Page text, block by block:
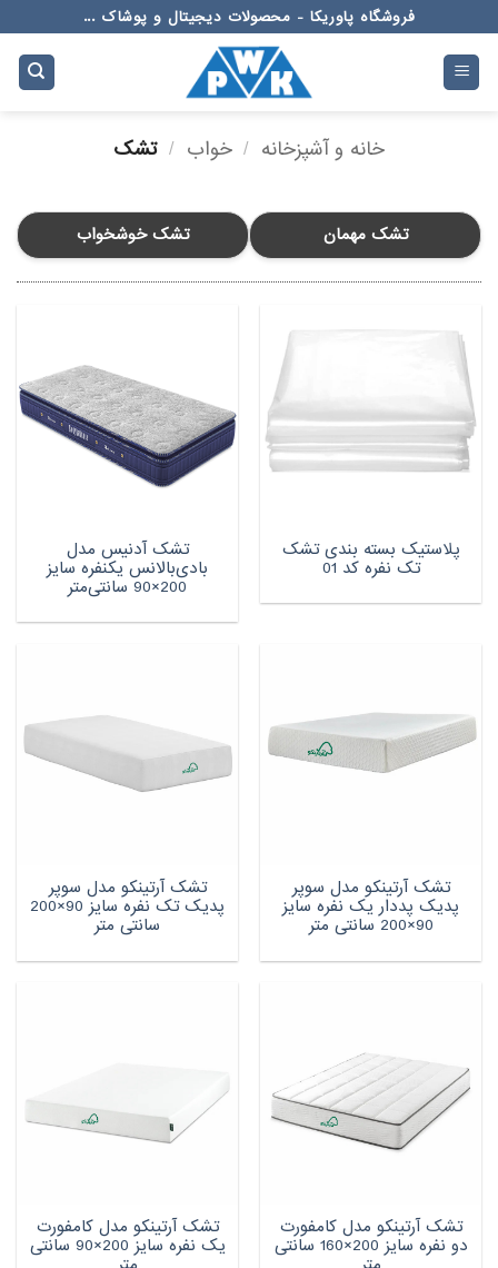
to
content
فروشگاه پاوریکا - محصولات دیجیتال و پوشاک ...
خانه و آشپزخانه / خواب / تشک
تشک خوشخواب تشک مهمان
پلاستیک بسته بندی تشک
تک نفره کد 01
تشک آدنیس مدل
بادی‌بالانس یکنفره سایز
200×90 سانتی‌متر
تشک آرتینکو مدل سوپر
پدیک پددار یک نفره سایز
90×200 سانتی متر
تشک آرتینکو مدل سوپر
پدیک تک نفره سایز 90×200
سانتی متر
تشک آرتینکو مدل کامفورت
دو نفره سایز 200×160 سانتی
تشک آرتینکو مدل کامفورت
یک نفره سایز 200×90 سانتی